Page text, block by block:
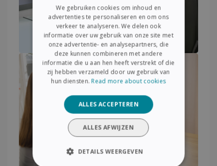
FRENCH
SPANISH
GERMAN
ITALIAN
DUTCH
We gebruiken cookies om inhoud en
advertenties te personaliseren en om ons
verkeer te analyseren. We delen ook
informatie over uw gebruik van onze site met
onze advertentie- en analysepartners, die
deze kunnen combineren met andere
informatie die u aan hen heeft verstrekt of die
zij hebben verzameld door uw gebruik van
hun diensten. Read more about cookies
ALLES ACCEPTEREN
ALLES AFWIJZEN
DETAILS WEERGEVEN